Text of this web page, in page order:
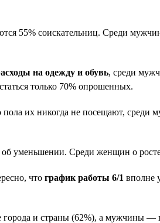
55% соискательниц. Среди
на одежду и обувь, среди
только 70% опрошенных.
пола их никогда не посещают,
уменьшении. Среди женщин о
что график работы 6/1 вполне
и страны (62%), а мужчины —